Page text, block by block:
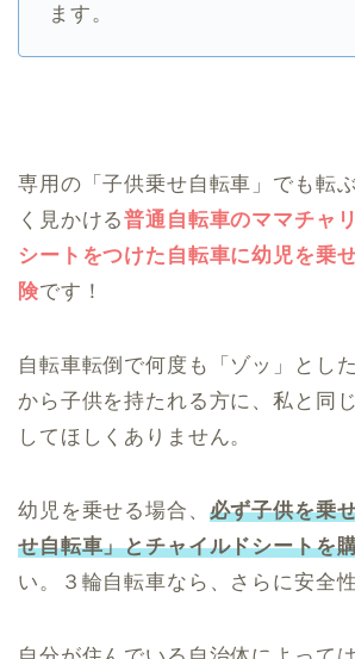
ます。
専用の「子供乗せ自転車」でも転
く見かける普通自転車のママチャ
シートをつけた自転車に幼児を乗
険です！
自転車転倒で何度も「ゾッ」とし
から子供を持たれる方に、私と同
してほしくありません。
幼児を乗せる場合、 必ず子供を乗
せ自転車」とチャイルドシートを
い。３輪自転車なら、さらに安全